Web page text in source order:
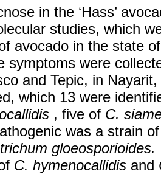
in the ‘Hass’
studies, which
avocado in the state
symptoms were
and Tepic, in
which 13 were
, five of C.
was a strain
gloeosporioides.
C. hymenocallidis and